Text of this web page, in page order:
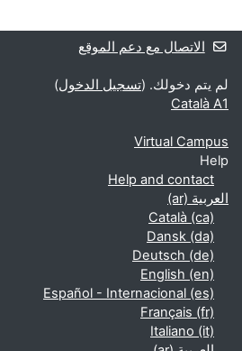
الكتل التكميلية
الاتصال مع دعم الموقع
لم يتم دخولك. (تسجيل الدخول)
Català A1
Virtual Campus
Help
Help and contact
العربية ‎(ar)‎
Català ‎(ca)‎
Dansk ‎(da)‎
Deutsch ‎(de)‎
English ‎(en)‎
Español - Internacional ‎(es)‎
Français ‎(fr)‎
Italiano ‎(it)‎